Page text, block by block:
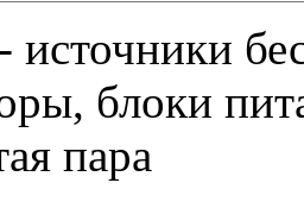
блоки
пара